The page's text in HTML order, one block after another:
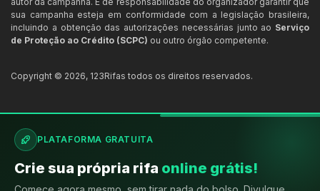
sua campanha esteja em conformidade com a legislação brasileira,
incluindo a obtenção das autorizações necessárias junto ao Serviço
de Proteção ao Crédito (SCPC) ou outro órgão competente.
Copyright © 2026, 123Rifas todos os direitos reservados.
PLATAFORMA GRATUITA
Crie sua própria rifa online grátis!